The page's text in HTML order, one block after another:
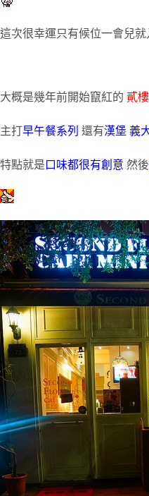
這次很幸運只有候位一會兒
大概是幾年前開始竄紅的 貳樓
主打早午餐系列 還有漢堡 義
特點就是 口味都很有創意 然後